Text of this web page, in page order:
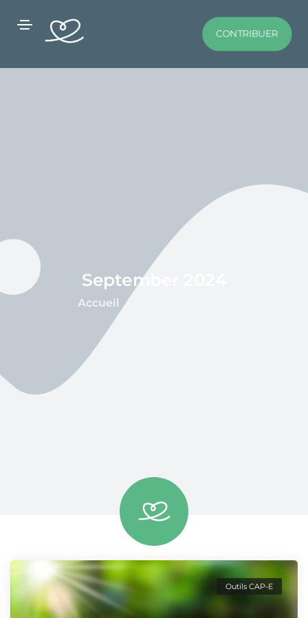
CONTRIBUER
September 2024
Accueil
Outils CAP-E